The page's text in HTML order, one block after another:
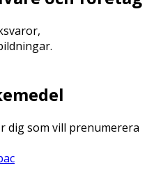
dig som vill prenumerera